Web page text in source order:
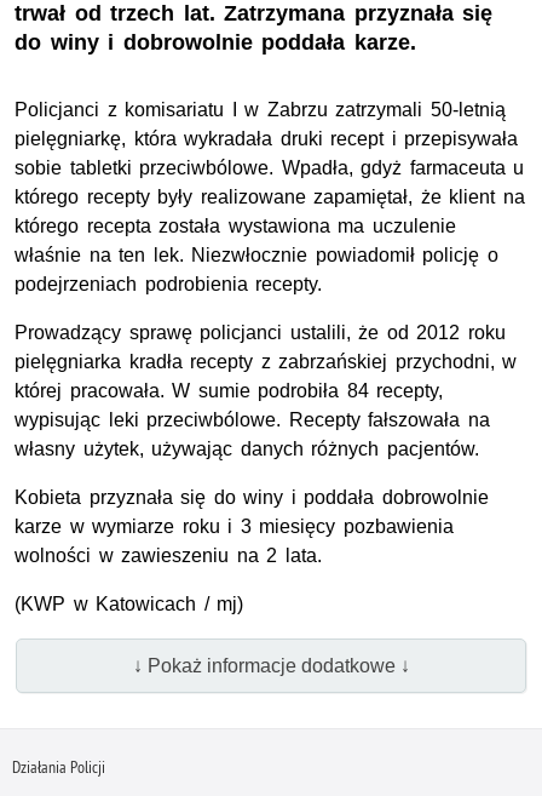
trwał od trzech lat. Zatrzymana przyznała się
do winy i dobrowolnie poddała karze.
Policjanci z komisariatu I w Zabrzu zatrzymali 50-letnią
pielęgniarkę, która wykradała druki recept i przepisywała
sobie tabletki przeciwbólowe. Wpadła, gdyż farmaceuta u
którego recepty były realizowane zapamiętał, że klient na
którego recepta została wystawiona ma uczulenie
właśnie na ten lek. Niezwłocznie powiadomił policję o
podejrzeniach podrobienia recepty.
Prowadzący sprawę policjanci ustalili, że od 2012 roku
pielęgniarka kradła recepty z zabrzańskiej przychodni, w
której pracowała. W sumie podrobiła 84 recepty,
wypisując leki przeciwbólowe. Recepty fałszowała na
własny użytek, używając danych różnych pacjentów.
Kobieta przyznała się do winy i poddała dobrowolnie
karze w wymiarze roku i 3 miesięcy pozbawienia
wolności w zawieszeniu na 2 lata.
(KWP w Katowicach / mj)
↓ Pokaż informacje dodatkowe ↓
Działania Policji